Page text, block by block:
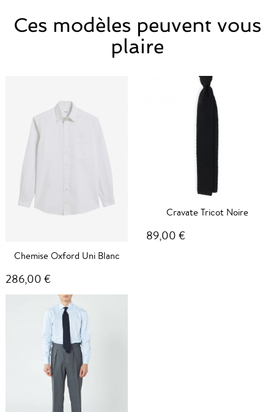
Ces modèles peuvent vous
plaire
Chemise Oxford Uni Blanc
286,00 €
Cravate Tricot Noire
89,00 €